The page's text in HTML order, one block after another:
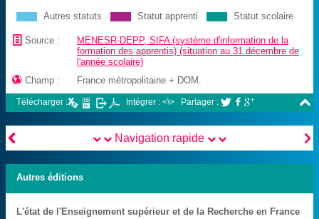
Autres statuts Statut apprenti Statut scolaire
📄 Source :
MENESR-DEPP, SIFA (système d'information de la
formation des apprentis) (situation au 31 décembre de
l'année scolaire)
 Champ : France métropolitaine + DOM.

Télécharger : Intégrer : <\> Partager :   
 
Navigation rapide
Autres éditions
L'état de l'Enseignement supérieur et de la Recherche en France